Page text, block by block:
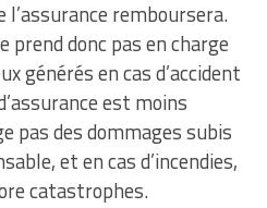
remboursera.
prend donc pas en charge
générés en cas d’accident
est moins
pas des dommages subis
et en cas d’incendies,
catastrophes.